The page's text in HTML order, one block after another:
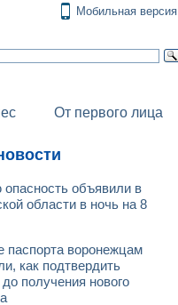
Мобильная версия
От первого лица
опасность объявили в
области в ночь на 8
паспорта воронежцам
как подтвердить
получения нового